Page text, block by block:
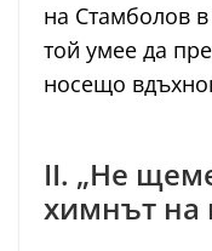
на Стамболов
той умее да
носещо
II. „Не
химнът на